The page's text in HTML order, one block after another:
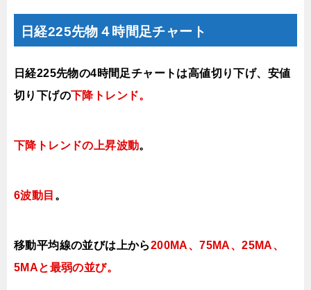
日経225先物４時間足チャート
日経225先物の4時間足チャートは高値切り下げ、安値
切り下げの下降トレンド。
下降トレンドの上昇波動。
6波動目 。
移動平均線の並びは上から200MA、75MA、25MA、
5MAと最弱の並び。